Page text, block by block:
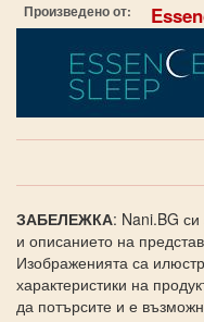
Произведено от:
ЗАБЕЛЕЖКА: Nani.BG
и описанието на
Изображенията са
характеристики на
да потърсите и е